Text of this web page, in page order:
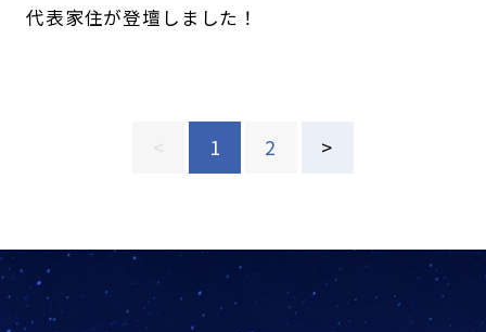
代表家住が登壇しました！
< 1 2 >